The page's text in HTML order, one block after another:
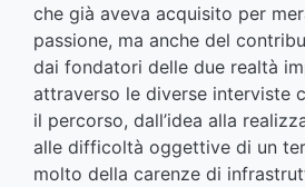
che già aveva acquisito per
passione, ma anche del
dai fondatori delle due realtà
attraverso le diverse interviste
il percorso, dall’idea alla
alle difficoltà oggettive di un
molto della carenze di